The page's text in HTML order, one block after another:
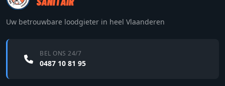
Uw betrouwbare loodgieter in heel Vlaanderen
BEL ONS 24/7
0487 10 81 95